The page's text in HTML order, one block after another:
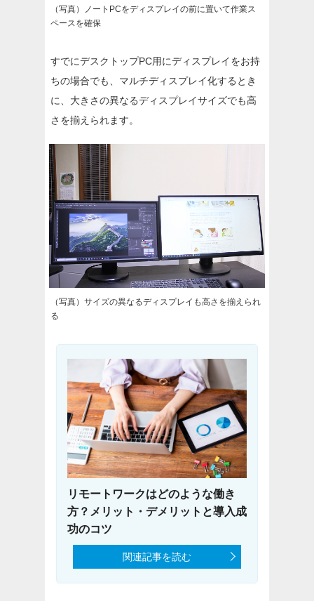
（写真）ノートPCをディスプレイの前に置いて作業ス
ペースを確保
すでにデスクトップPC用にディスプレイをお持
ちの場合でも、マルチディスプレイ化するとき
に、大きさの異なるディスプレイサイズでも高
さを揃えられます。
（写真）サイズの異なるディスプレイも高さを揃えられ
る
リモートワークはどのような働き
方？メリット・デメリットと導入成
功のコツ
関連記事を読む